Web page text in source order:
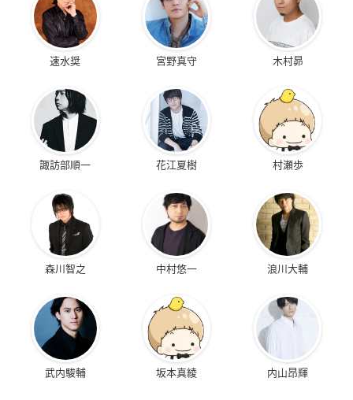
速水奨 宮野真守 木村昴
諏訪部順一 花江夏樹 村瀬歩
森川智之 中村悠一 浪川大輔
武内駿輔 坂本真綾 内山昂輝